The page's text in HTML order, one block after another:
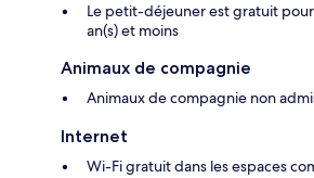
Le petit-déjeuner est gratuit
an(s) et moins
Animaux de compagnie
Animaux de compagnie non
Internet
Wi-Fi gratuit dans les espaces